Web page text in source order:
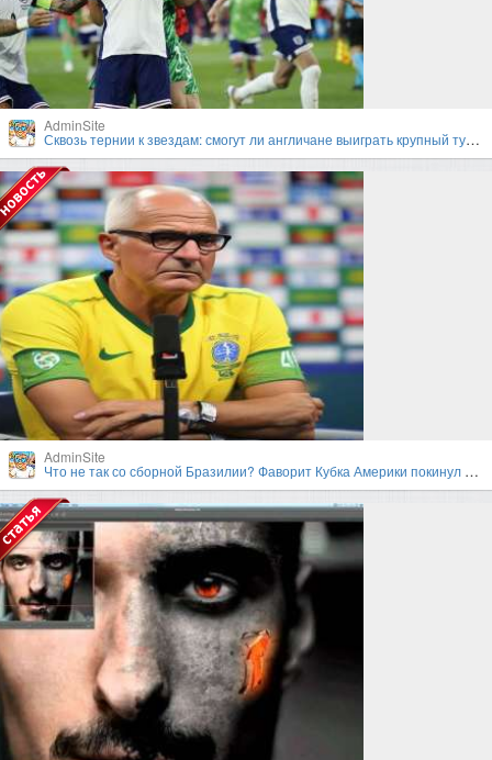
AdminSite
Сквозь тернии к звездам: смогут ли англичане выиграть крупный турнир под руководством Гарета Саутгейта?
AdminSite
Что не так со сборной Бразилии? Фаворит Кубка Америки покинул турнир в первом раунде плей-офф